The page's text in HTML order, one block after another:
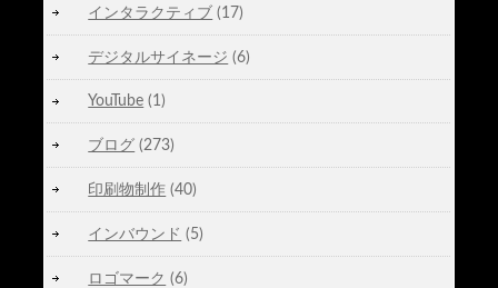
インタラクティブ (17)
デジタルサイネージ (6)
YouTube (1)
ブログ (273)
印刷物制作 (40)
インバウンド (5)
ロゴマーク (6)